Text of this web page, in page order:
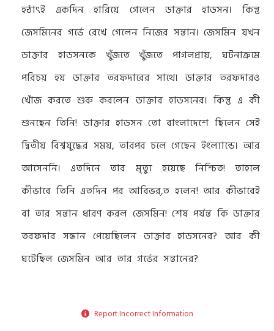
হঠাৎই একদিন হারিয়ে গেলেন ডাক্তার হাডসন। কিন্তু
জেসমিনের গর্ভে রেখে গেলেন নিজের সন্তান। জেসমিন যখন
ডাক্তার হাডসনকে খুঁজতে খুঁজতে পাগলপ্রায়, ঘটনাক্রমে
পরিচয় হয় ডাক্তার তরফদারের সাথে। ডাক্তার তরফদারও
খোঁজ করতে শুরু করলেন ডাক্তার হাডসনের। কিন্তু এ কী
শুনছেন তিনি! ডাক্তার হাডসন তো বাংলাদেশে ছিলেন সেই
দ্বিতীয় বিশ্বযুদ্ধের সময়, তারপর চলে গেছেন ইংল্যান্ডে। আর
আসেননি। এতদিনে তার মৃত্যু হয়েছে নিশ্চিত! তাহলে
কীভাবে তিনি এতদিন পর আবিভর্‚ত হলেন! আর কীভাবেই
বা তার সন্তান ধারণ করল জেসমিন! শেষ পর্যন্ত কি ডাক্তার
তরফদার সন্ধান পেয়েছিলেন ডাক্তার হাডসনের? আর কী
ঘটেছিল জেসমিন আর তার গর্ভের সন্তানের?
Report Incorrect Information